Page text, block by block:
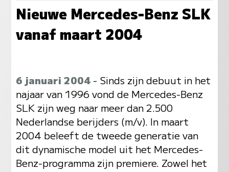
Nieuwe Mercedes-Benz SLK
vanaf maart 2004
6 januari 2004- Sinds zijn debuut in het
najaar van 1996 vond de Mercedes-Benz
SLK zijn weg naar meer dan 2.500
Nederlandse berijders (m/v). In maart
2004 beleeft de tweede generatie van
dit dynamische model uit het Mercedes-
Benz-programma zijn premiere. Zowel het